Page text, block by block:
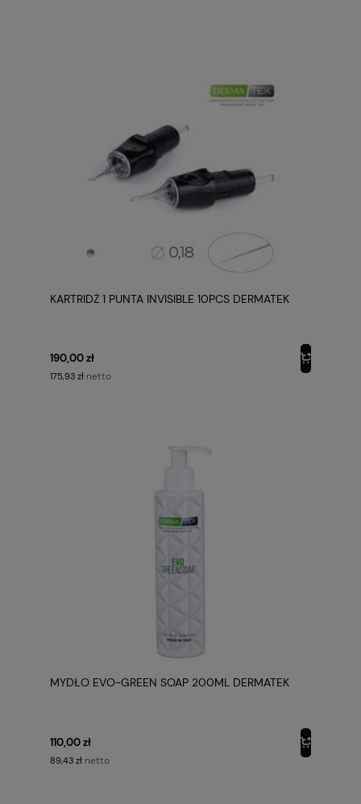
KARTRIDŻ 1 PUNTA INVISIBLE 10PCS DERMATEK
190,00 zł
175,93 zł netto
MYDŁO EVO-GREEN SOAP 200ML DERMATEK
110,00 zł
89,43 zł netto